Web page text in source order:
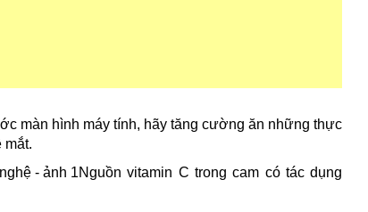
màn hình máy tính, hãy tăng cường ăn những thực
mắt.
Nguồn vitamin C trong cam có tác dụng